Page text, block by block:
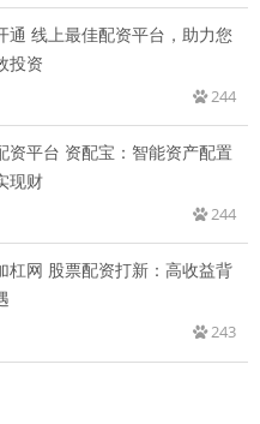
通 线上最佳配资平台，助力您
投资
244
资平台 资配宝：智能资产配置
现财
244
杠网 股票配资打新：高收益背
243